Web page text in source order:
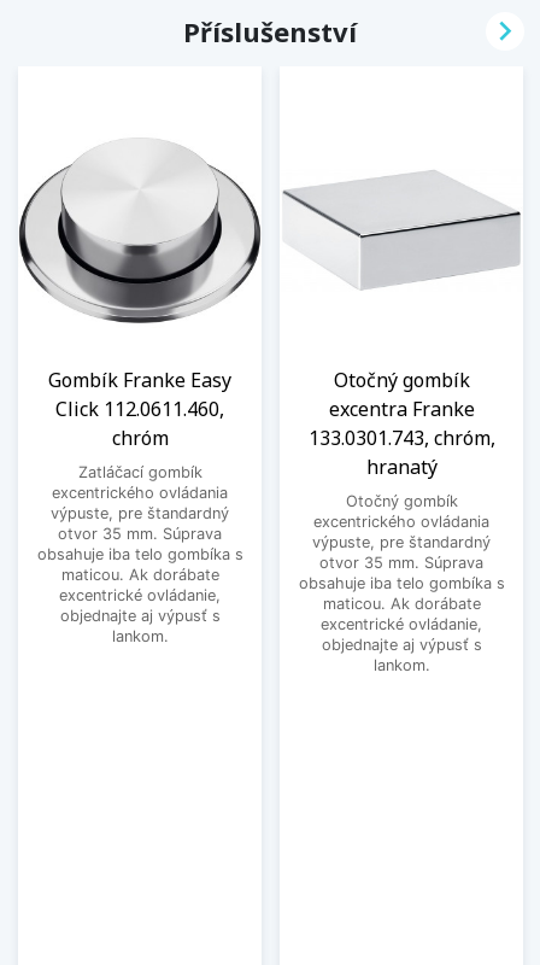
Příslušenství
Gombík Franke Easy
Click 112.0611.460,
chróm
Zatláčací gombík
excentrického ovládania
výpuste, pre štandardný
otvor 35 mm. Súprava
obsahuje iba telo gombíka s
maticou. Ak dorábate
excentrické ovládanie,
objednajte aj výpusť s
lankom.
Otočný gombík
excentra Franke
133.0301.743, chróm,
hranatý
Otočný gombík
excentrického ovládania
výpuste, pre štandardný
otvor 35 mm. Súprava
obsahuje iba telo gombíka s
maticou. Ak dorábate
excentrické ovládanie,
objednajte aj výpusť s
lankom.
